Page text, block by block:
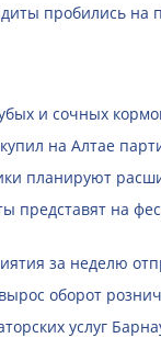
пробились
и сочных
на Алтае
планируют
представят на
за неделю
оборот
услуг